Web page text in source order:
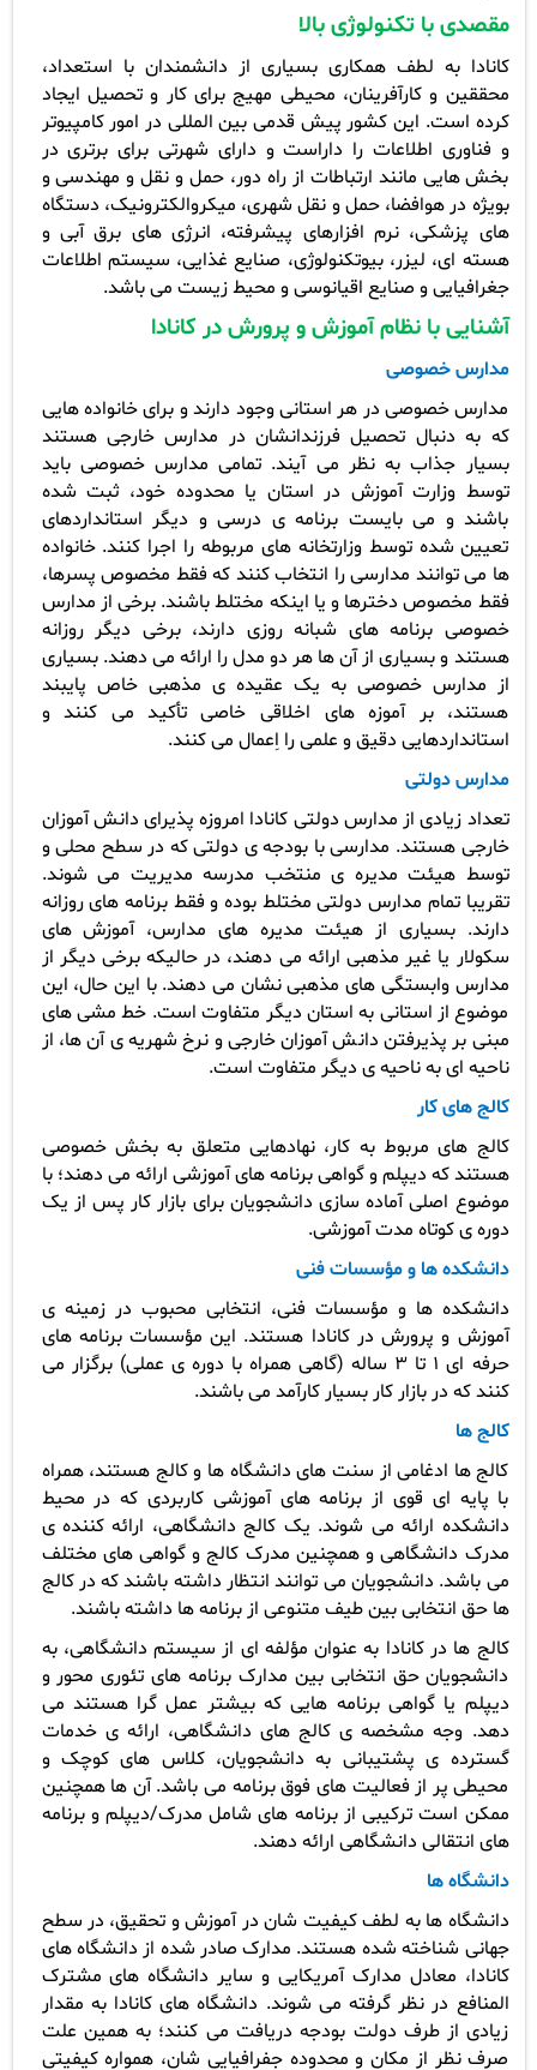
مقصدی با تکنولوژی بالا
کانادا به لطف همکاری بسیاری از دانشمندان با استعداد،
محققین و کارآفرینان، محیطی مهیج برای کار و تحصیل ایجاد
کرده است. این کشور پیش قدمی بین المللی در امور کامپیوتر
و فناوری اطلاعات را داراست و دارای شهرتی برای برتری در
بخش هایی مانند ارتباطات از راه دور، حمل و نقل و مهندسی و
بویژه در هوافضا، حمل و نقل شهری، میکروالکترونیک، دستگاه
های پزشکی، نرم افزارهای پیشرفته، انرژی های برق آبی و
هسته ای، لیزر، بیوتکنولوژی، صنایع غذایی، سیستم اطلاعات
جغرافیایی و صنایع اقیانوسی و محیط زیست می باشد.
آشنایی با نظام آموزش و پرورش در کانادا
مدارس خصوصی
مدارس خصوصی در هر استانی وجود دارند و برای خانواده هایی
که به دنبال تحصیل فرزندانشان در مدارس خارجی هستند
بسیار جذاب به نظر می آیند. تمامی مدارس خصوصی باید
توسط وزارت آموزش در استان یا محدوده خود، ثبت شده
باشند و می بایست برنامه ی درسی و دیگر استانداردهای
تعیین شده توسط وزارتخانه های مربوطه را اجرا کنند. خانواده
ها می توانند مدارسی را انتخاب کنند که فقط مخصوص پسرها،
فقط مخصوص دخترها و یا اینکه مختلط باشند. برخی از مدارس
خصوصی برنامه های شبانه روزی دارند، برخی دیگر روزانه
هستند و بسیاری از آن ها هر دو مدل را ارائه می دهند. بسیاری
از مدارس خصوصی به یک عقیده ی مذهبی خاص پایبند
هستند، بر آموزه های اخلاقی خاصی تأکید می کنند و
استانداردهایی دقیق و علمی را اِعمال می کنند.
مدارس دولتی
تعداد زیادی از مدارس دولتی کانادا امروزه پذیرای دانش آموزان
خارجی هستند. مدارسی با بودجه ی دولتی که در سطح محلی و
توسط هیئت مدیره ی منتخب مدرسه مدیریت می شوند.
تقریبا تمام مدارس دولتی مختلط بوده و فقط برنامه های روزانه
دارند. بسیاری از هیئت مدیره های مدارس، آموزش های
سکولار یا غیر مذهبی ارائه می دهند، در حالیکه برخی دیگر از
مدارس وابستگی های مذهبی نشان می دهند. با این حال، این
موضوع از استانی به استان دیگر متفاوت است. خط مشی های
مبنی بر پذیرفتن دانش آموزان خارجی و نرخ شهریه ی آن ها، از
ناحیه ای به ناحیه ی دیگر متفاوت است.
کالج های کار
کالج های مربوط به کار، نهادهایی متعلق به بخش خصوصی
هستند که دیپلم و گواهی برنامه های آموزشی ارائه می دهند؛ با
موضوع اصلی آماده سازی دانشجویان برای بازار کار پس از یک
دوره ی کوتاه مدت آموزشی.
دانشکده ها و مؤسسات فنی
دانشکده ها و مؤسسات فنی، انتخابی محبوب در زمینه ی
آموزش و پرورش در کانادا هستند. این مؤسسات برنامه های
حرفه ای 1 تا 3 ساله (گاهی همراه با دوره ی عملی) برگزار می
کنند که در بازار کار بسیار کارآمد می باشند.
کالج ها
کالج ها ادغامی از سنت های دانشگاه ها و کالج هستند، همراه
با پایه ای قوی از برنامه های آموزشی کاربردی که در محیط
دانشکده ارائه می شوند. یک کالج دانشگاهی، ارائه کننده ی
مدرک دانشگاهی و همچنین مدرک کالج و گواهی های مختلف
می باشد. دانشجویان می توانند انتظار داشته باشند که در کالج
ها حق انتخابی بین طیف متنوعی از برنامه ها داشته باشند.
کالج ها در کانادا به عنوان مؤلفه ای از سیستم دانشگاهی، به
دانشجویان حق انتخابی بین مدارک برنامه های تئوری محور و
دیپلم یا گواهی برنامه هایی که بیشتر عمل گرا هستند می
دهد. وجه مشخصه ی کالج های دانشگاهی، ارائه ی خدمات
گسترده ی پشتیبانی به دانشجویان، کلاس های کوچک و
محیطی پر از فعالیت های فوق برنامه می باشد. آن ها همچنین
ممکن است ترکیبی از برنامه های شامل مدرک/دیپلم و برنامه
های انتقالی دانشگاهی ارائه دهند.
دانشگاه ها
دانشگاه ها به لطف کیفیت شان در آموزش و تحقیق، در سطح
جهانی شناخته شده هستند. مدارک صادر شده از دانشگاه های
کانادا، معادل مدارک آمریکایی و سایر دانشگاه های مشترک
المنافع در نظر گرفته می شوند. دانشگاه های کانادا به مقدار
زیادی از طرف دولت بودجه دریافت می کنند؛ به همین علت
صرف نظر از مکان و محدوده جفرافیایی شان، همواره کیفیتی